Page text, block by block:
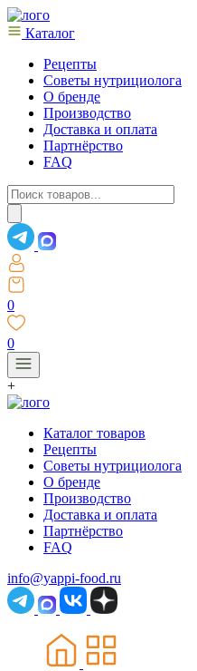
Каталог
Рецепты
Советы нутрициолога
О бренде
Производство
Доставка и оплата
Партнёрство
FAQ
Поиск
товаров
0
0
+
Каталог товаров
Рецепты
Советы нутрициолога
О бренде
Производство
Доставка и оплата
Партнёрство
FAQ
info@yappi-food.ru